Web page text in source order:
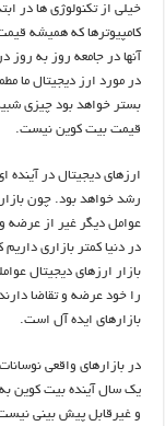
خیلی از تکنولوژی ها در
کامپیوترها که همیشه
آنها در جامعه روز به
در مورد ارز دیجیتال ما
بستر خواهد بود چیزی
قیمت بیت کوین نیست.
رشد خواهد بود. چون
عوامل دیگر غیر از عرضه
در دنیا کمتر بازاری
بازار ارزهای دیجیتال
را خود عرضه و تقاضا
بازارهای ایده آل است.
در بازارهای واقعی
یک سال آینده بیت کوین